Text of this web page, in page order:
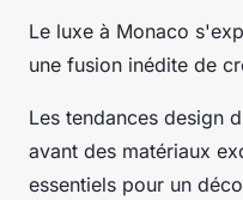
Le luxe à Monaco
une fusion inédite de
Les tendances design
avant des matériaux
essentiels pour un